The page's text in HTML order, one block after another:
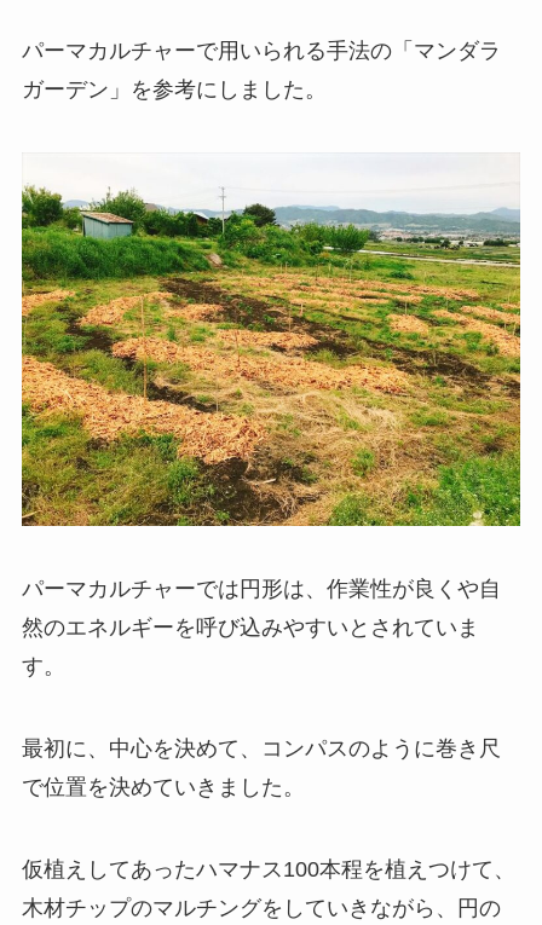
パーマカルチャーで用いられる手法の「マンダラ
ガーデン」を参考にしました。
パーマカルチャーでは円形は、作業性が良くや自
然のエネルギーを呼び込みやすいとされていま
す。
最初に、中心を決めて、コンパスのように巻き尺
で位置を決めていきました。
仮植えしてあったハマナス100本程を植えつけて、
木材チップのマルチングをしていきながら、円の